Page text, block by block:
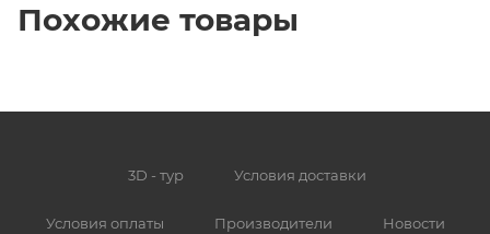
Похожие товары
3D - тур Условия доставки
Условия оплаты Производители Новости